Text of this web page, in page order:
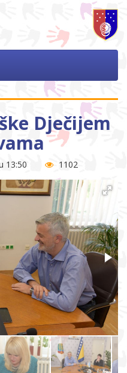
Dječijem
13:50 1102